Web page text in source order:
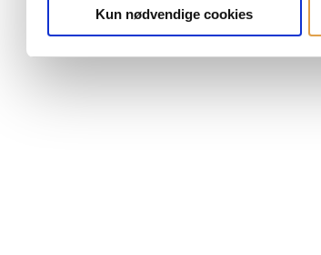
Kun nødvendige cookies